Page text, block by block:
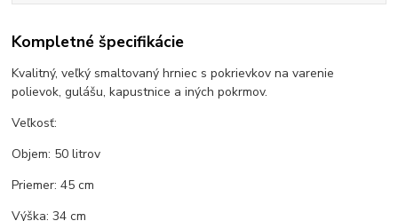
Kompletné špecifikácie
Kvalitný, veľký smaltovaný hrniec s pokrievkov na varenie
polievok, gulášu, kapustnice a iných pokrmov.
Veľkosť:
Objem: 50 litrov
Priemer: 45 cm
Výška: 34 cm